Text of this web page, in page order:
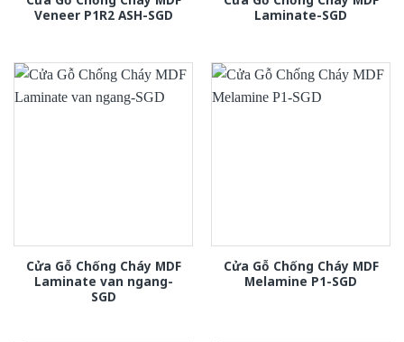
Veneer P1R2 ASH-SGD
Laminate-SGD
Cửa Gỗ Chống Cháy MDF
Laminate van ngang-
SGD
Cửa Gỗ Chống Cháy MDF
Melamine P1-SGD